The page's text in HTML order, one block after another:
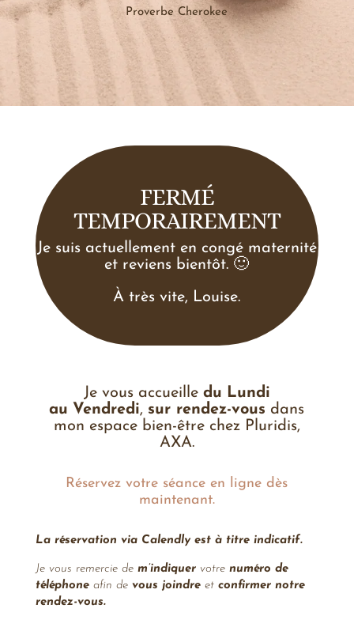
Proverbe Cherokee
FERMÉ
TEMPORAIREMENT
Je suis actuellement en congé maternité
et reviens bientôt. 🙂
À très vite, Louise.
Je vous accueille du Lundi
au Vendredi, sur rendez-vous dans
mon espace bien-être chez Pluridis,
AXA.
Réservez votre séance en ligne dès
maintenant.
La réservation via Calendly est à titre indicatif.
Je vous remercie de m’indiquervotre numéro de
téléphoneafin devous joindreet confirmer notre
rendez-vous.